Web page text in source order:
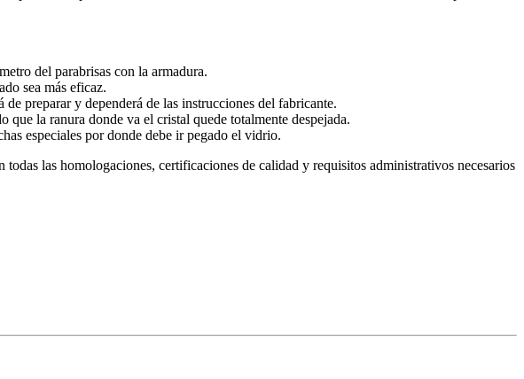
del parabrisas con la armadura.
sea más eficaz.
preparar y dependerá de las instrucciones del fabricante.
que la ranura donde va el cristal quede totalmente despejada.
especiales por donde debe ir pegado el vidrio.
las homologaciones, certificaciones de calidad y requisitos administrativos necesarios